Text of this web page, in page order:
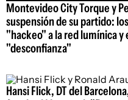
Montevideo City Torque y
suspensión de su partido:
"hackeo" a la red lumínica y
"desconfianza"
Hansi Flick, DT del